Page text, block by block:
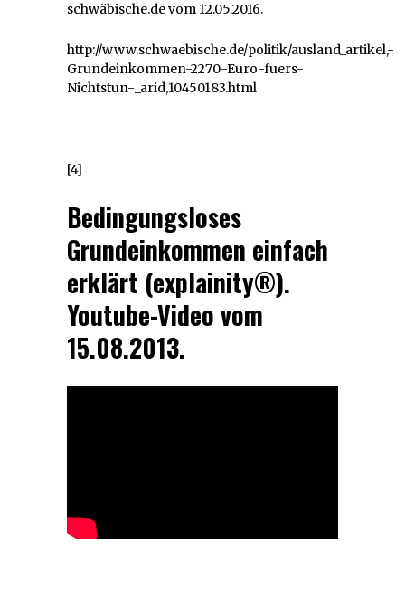
schwäbische.de vom 12.05.2016.
http://www.schwaebische.de/politik/ausland_artikel,-
Grundeinkommen-2270-Euro-fuers-
Nichtstun-_arid,10450183.html
[4]
Bedingungsloses
Grundeinkommen einfach
erklärt (explainity®).
Youtube-Video vom
15.08.2013.